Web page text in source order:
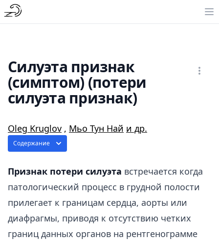
Силуэта признак
(симптом) (потери
силуэта признак)
Oleg Kruglov , Мьо Тун Най и др.
Содержание
Признак потери силуэта встречается когда
патологический процесс в грудной полости
прилегает к границам сердца, аорты или
диафрагмы, приводя к отсутствию четких
границ данных органов на рентгенограмме